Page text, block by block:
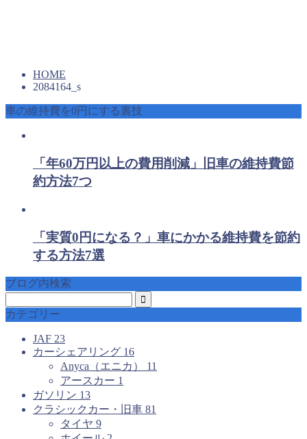
HOME
2084164_s
車の維持費を0円にする裏技
「年60万円以上の費用削減」旧車の維持費節
約方法7つ
「実質0円になる？」車にかかる維持費を節約
する方法7選
ブログ内検索
カテゴリー
JAF 23
カーシェアリング 16
Anyca（エニカ） 11
アースカー 1
ガソリン 13
クラシックカー・旧車 81
タイヤ 9